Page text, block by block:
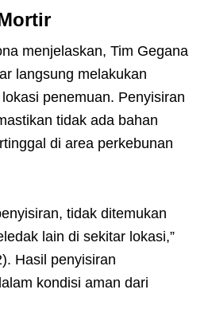
menjelaskan, Tim Gegana
langsung melakukan
penemuan. Penyisiran
tidak ada bahan
di area perkebunan
tidak ditemukan
lain di sekitar lokasi,”
Hasil penyisiran
kondisi aman dari